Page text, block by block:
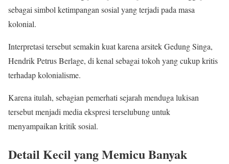
sebagai simbol ketimpangan sosial yang terjadi pada masa
kolonial.
Interpretasi tersebut semakin kuat karena arsitek Gedung Singa,
Hendrik Petrus Berlage, di kenal sebagai tokoh yang cukup kritis
terhadap kolonialisme.
Karena itulah, sebagian pemerhati sejarah menduga lukisan
tersebut menjadi media ekspresi terselubung untuk
menyampaikan kritik sosial.
Detail Kecil yang Memicu Banyak